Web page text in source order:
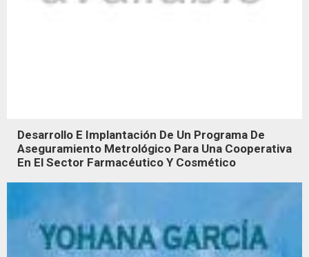
Desarrollo E Implantación De Un Programa De
Aseguramiento Metrológico Para Una Cooperativa
En El Sector Farmacéutico Y Cosmético